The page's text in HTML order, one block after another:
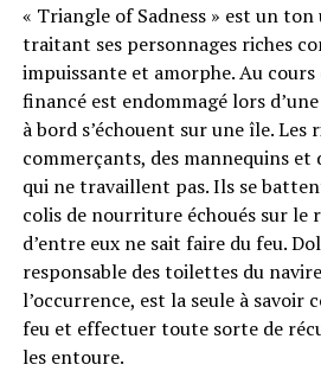
« Triangle of Sadness » est un ton
traitant ses personnages riches
impuissante et amorphe. Au
financé est endommagé lors
à bord s’échouent sur une île. Les
commerçants, des mannequins et
qui ne travaillent pas. Ils se
colis de nourriture échoués sur le
d’entre eux ne sait faire du feu.
responsable des toilettes du
l’occurrence, est la seule à savoir
feu et effectuer toute sorte de
les entoure.